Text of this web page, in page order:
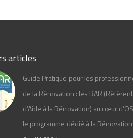
articles
Guide Pratique pour les
de la Rénovation : les RAR
d’Aide à la Rénovation) au cœur
le programme dédié à la Rénovation